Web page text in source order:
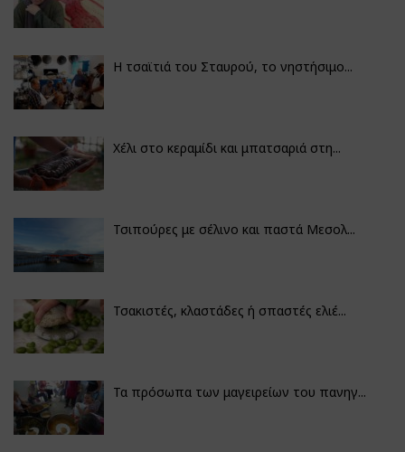
Η τσαϊτιά του Σταυρού, το νηστήσιμο...
Χέλι στο κεραμίδι και μπατσαριά στη...
Τσιπούρες με σέλινο και παστά Μεσολ...
Τσακιστές, κλαστάδες ή σπαστές ελιέ...
Τα πρόσωπα των μαγειρείων του πανηγ...